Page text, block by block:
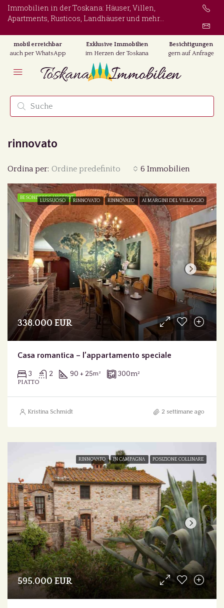
Immobilien in der Toskana: Häuser, Villen,
Apartments, Rusticos, Landhäuser und mehr...
mobil erreichbar
auch per WhatsApp
Exklusive Immobilien
im Herzen der Toskana
Besichtigungen
gern auf Anfrage
rinnovato
6 Immobilien
Ordina per: Ordine predefinito
BESONDERES ANGEBOT
LUSSUOSO RINNOVATO RINNOVATO AI MARGINI DEL VILLAGGIO
338.000 EUR
Casa romantica – l’appartamento speciale
3 2 90 + 25m² 300m²
PIATTO
Kristina Schmidt 2 settimane ago
RINNOVATO IN CAMPAGNA POSIZIONE COLLINARE
595.000 EUR